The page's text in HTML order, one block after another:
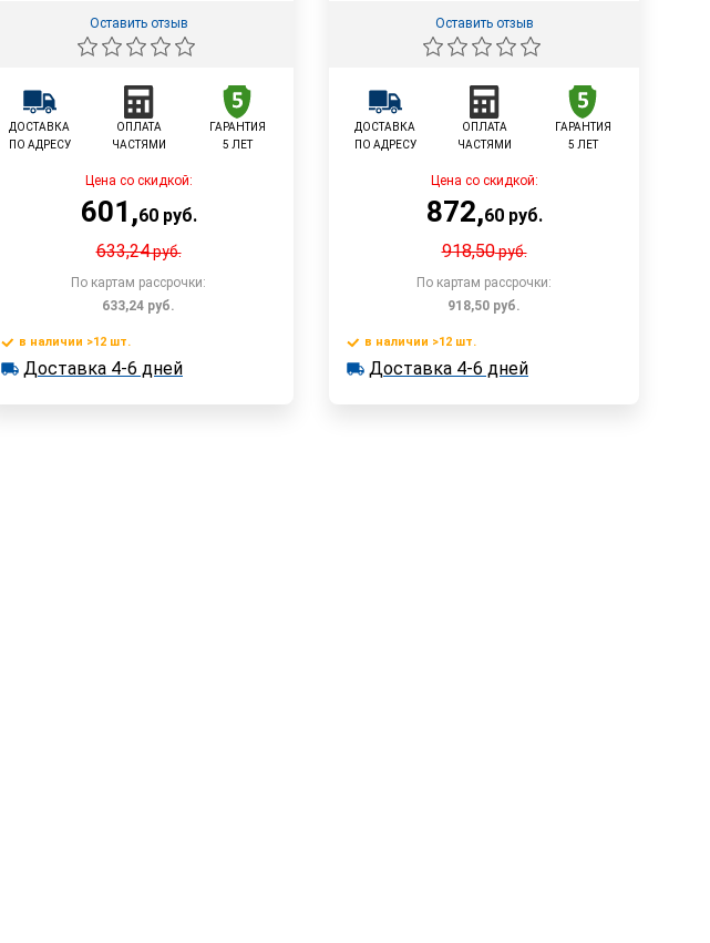
Оставить отзыв
ДОСТАВКА
ПО АДРЕСУ
ОПЛАТА
ЧАСТЯМИ
ГАРАНТИЯ
5 ЛЕТ
Цена со скидкой:
601 ,60руб.
633,24руб.
По картам рассрочки:
633,24 руб.
В корзину
в наличии >12 шт.
в наличии >12 шт.
Доставка 4-6 дней
Оставить отзыв
ДОСТАВКА
ПО АДРЕСУ
ОПЛАТА
ЧАСТЯМИ
ГАРАНТИЯ
5 ЛЕТ
Цена со скидкой:
872,60руб.
918,50руб.
По картам рассрочки:
918,50 руб.
В корзину
в наличии >12 шт.
в наличии >12 шт.
Доставка 4-6 дней